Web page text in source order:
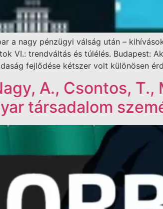
a nagy pénzügyi válság után –
VI.: trendváltás és túlélés. Budapest:
fejlődése kétszer volt különösen
A., Csontos, T.,
társadalom